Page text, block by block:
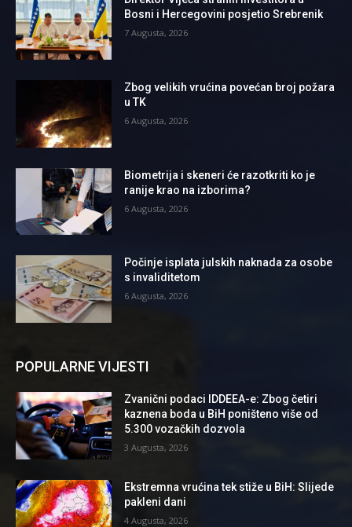
Bosni i Hercegovini posjetio Srebrenik
7 Augusta, 2026
Zbog velikih vrućina povećan broj požara
u TK
6 Augusta, 2026
Biometrija i skeneri će razotkriti ko je
ranije krao na izborima?
6 Augusta, 2026
Počinje isplata julskih naknada za osobe
s invaliditetom
6 Augusta, 2026
POPULARNE VIJESTI
Zvanični podaci IDDEEA-e: Zbog četiri
kaznena boda u BiH poništeno više od
5.300 vozačkih dozvola
3 Augusta, 2026
Ekstremna vrućina tek stiže u BiH: Slijede
pakleni dani
4 Augusta, 2026